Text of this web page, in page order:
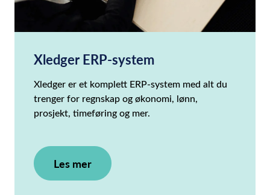
Xledger ERP-system
Xledger er et komplett ERP-system med alt du
trenger for regnskap og økonomi, lønn,
prosjekt, timeføring og mer.
Les mer